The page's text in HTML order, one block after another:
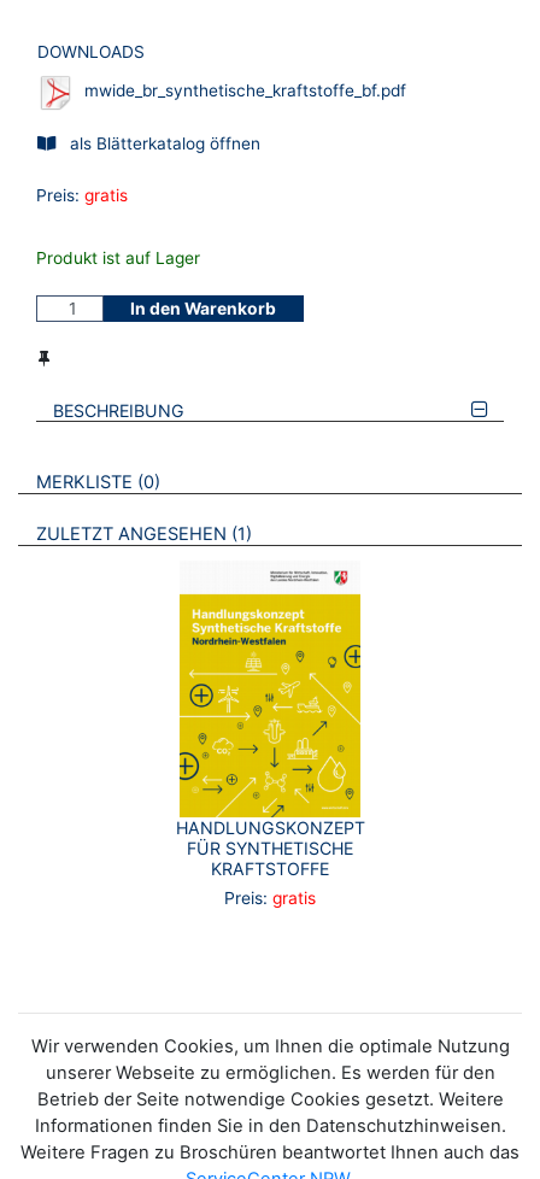
DOWNLOADS
mwide_br_synthetische_kraftstoffe_bf.pdf
als Blätterkatalog öffnen
Preis: gratis
Produkt ist auf Lager
In den Warenkorb
BESCHREIBUNG
VERWEISE AUF VERMERKTE- ODER ZULETZT ANGESEHENE
MERKLISTE 0 BROSCHÜREN
ZULETZT ANGESEHEN 1 BROSCHÜREN
HANDLUNGSKONZEPT
FÜR SYNTHETISCHE
KRAFTSTOFFE
Preis: gratis
Wir verwenden Cookies, um Ihnen die optimale Nutzung
unserer Webseite zu ermöglichen. Es werden für den
Betrieb der Seite notwendige Cookies gesetzt. Weitere
Informationen finden Sie in den Datenschutzhinweisen.
Weitere Fragen zu Broschüren beantwortet Ihnen auch das